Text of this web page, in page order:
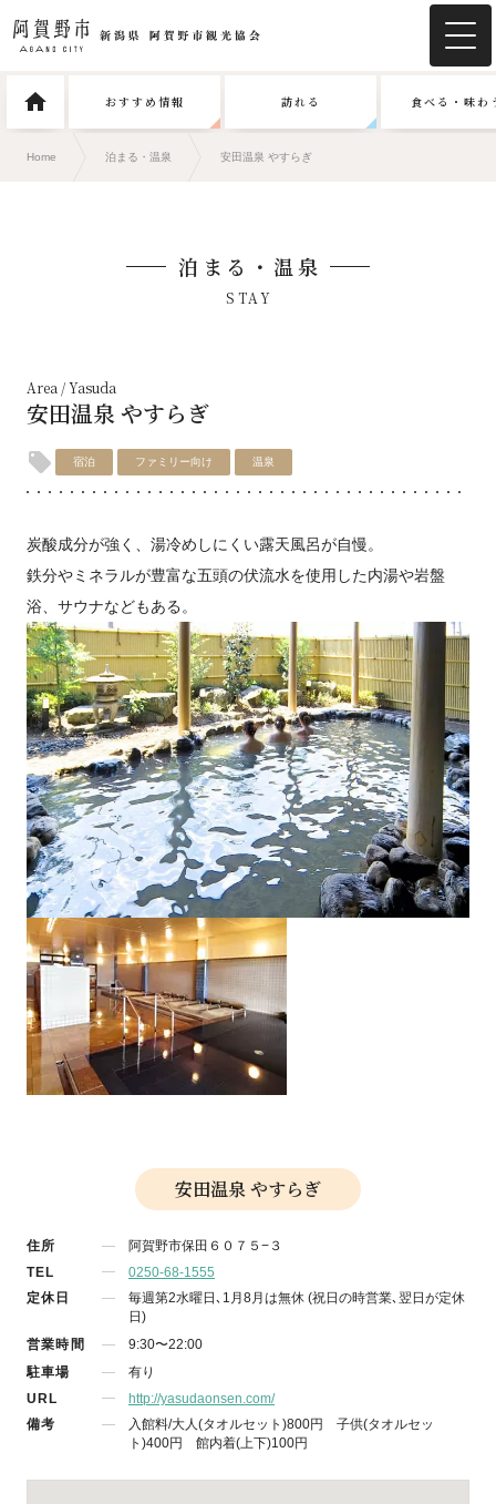
おすすめ情報 訪れる 食べる・味わ
Home 泊まる・温泉 安田温泉 やすらぎ
泊まる・温泉
STAY
Area / Yasuda
安田温泉 やすらぎ
宿泊 ファミリー向け 温泉
炭酸成分が強く、湯冷めしにくい露天風呂が自慢。
鉄分やミネラルが豊富な五頭の伏流水を使用した内湯や岩盤
浴、サウナなどもある。
安田温泉 やすらぎ
住所
阿賀野市保田６０７５−３
TEL
0250-68-1555
定休日
毎週第2水曜日､1月8月は無休 (祝日の時営業､翌日が定休
日)
営業時間
9:30〜22:00
駐車場
有り
URL
http://yasudaonsen.com/
備考
入館料/大人(タオルセット)800円 子供(タオルセッ
ト)400円 館内着(上下)100円